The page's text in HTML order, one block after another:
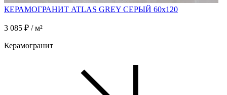
КЕРАМОГРАНИТ ATLAS GREY СЕРЫЙ 60x120
3 085 ₽ / м²
Керамогранит